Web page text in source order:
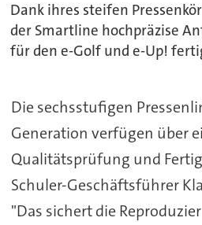
Dank ihres steifen
der Smartline hochpräzise
für den e-Golf und e-Up!
Die sechsstufigen
Generation verfügen über
Qualitätsprüfung und
Schuler-Geschäftsführer
"Das sichert die